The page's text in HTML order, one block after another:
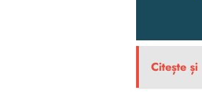
Citește și